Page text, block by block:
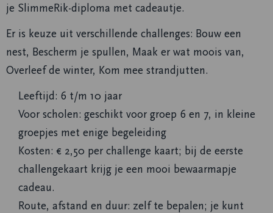
je SlimmeRik-diploma met cadeautje.
Er is keuze uit verschillende challenges: Bouw een
nest, Bescherm je spullen, Maak er wat moois van,
Overleef de winter, Kom mee strandjutten.
Leeftijd: 6 t/m 10 jaar
Voor scholen: geschikt voor groep 6 en 7, in kleine
groepjes met enige begeleiding
Kosten: € 2,50 per challenge kaart; bij de eerste
challengekaart krijg je een mooi bewaarmapje
cadeau.
Route, afstand en duur: zelf te bepalen; je kunt